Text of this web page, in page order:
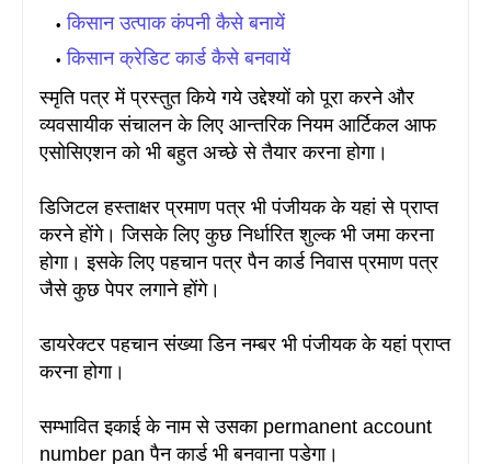
किसान उत्पाक कंपनी कैसे बनायें
किसान क्रेडिट कार्ड कैसे बनवायें
स्मृति पत्र में प्रस्तुत किये गये उद्देश्यों को पूरा करने और
व्यवसायीक संचालन के लिए आन्तरिक नियम आर्टिकल आफ
एसोसिएशन को भी बहुत अच्छे से तैयार करना होगा।
डिजिटल हस्ताक्षर प्रमाण पत्र भी पंजीयक के यहां से प्राप्त
करने होंगे। जिसके लिए कुछ निर्धारित शुल्क भी जमा करना
होगा। इसके लिए पहचान पत्र पैन कार्ड निवास प्रमाण पत्र
जैसे कुछ पेपर लगाने होंगे।
डायरेक्टर पहचान संख्या डिन नम्बर भी पंजीयक के यहां प्राप्त
करना होगा।
सम्भावित इकाई के नाम से उसका permanent account
number pan पैन कार्ड भी बनवाना पडेगा।